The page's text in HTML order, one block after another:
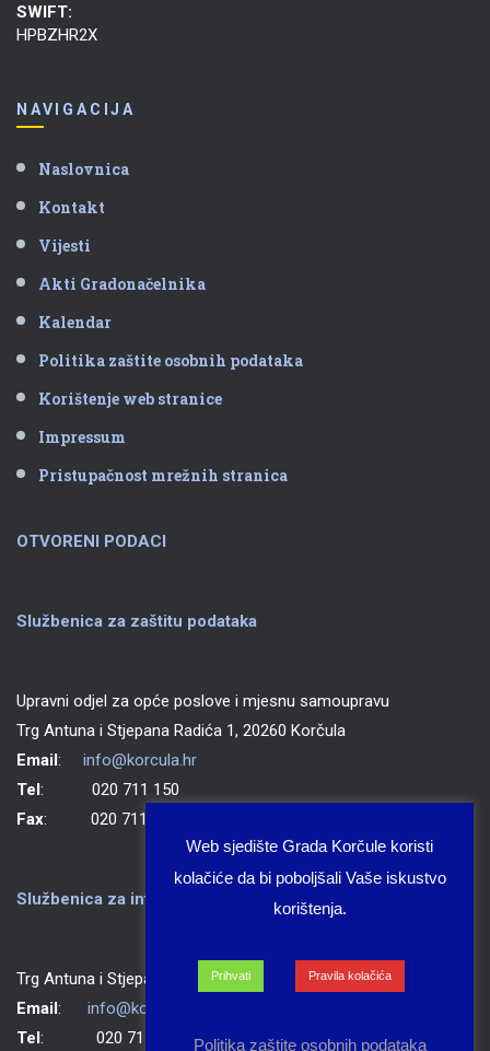
SWIFT:
HPBZHR2X
NAVIGACIJA
Naslovnica
Kontakt
Vijesti
Akti Gradonačelnika
Kalendar
Politika zaštite osobnih podataka
Korištenje web stranice
Impressum
Pristupačnost mrežnih stranica
OTVORENI PODACI
Službenica za zaštitu podataka
Upravni odjel za opće poslove i mjesnu samoupravu
Trg Antuna i Stjepana Radića 1, 20260 Korčula
Email: info@korcula.hr
Tel: 020 711 150
Fax: 020 711 702
Službenica za informiranje Grada Korčule
Trg Antuna i Stjepana Radića 1, 20260 Korčula
Email: info@korcula.hr
Tel: 020 711 150
Web sjedište Grada Korčule koristi
kolačiće da bi poboljšali Vaše iskustvo
korištenja.
Prihvati Pravila kolačića
Politika zaštite osobnih podataka